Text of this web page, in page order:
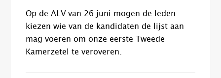
Op de ALV van 26 juni mogen de leden
kiezen wie van de kandidaten de lijst aan
mag voeren om onze eerste Tweede
Kamerzetel te veroveren.